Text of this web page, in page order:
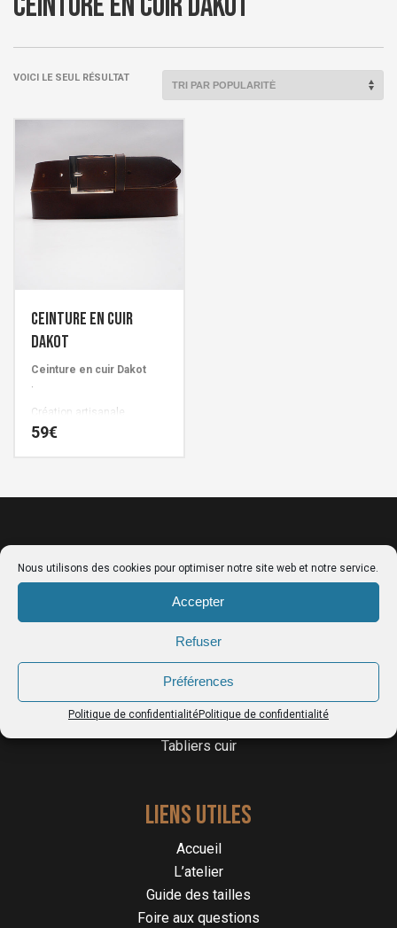
Nous utilisons des cookies pour optimiser notre site web et notre service.
Accepter
Refuser
Préférences
Politique de confidentialitéPolitique de confidentialité
VOICI LE SEUL RÉSULTAT
Ceinture en cuir
Dakot
Ceinture en cuir Dakot
Création artisanale
Française signée Cuirs de
Schistes.
59€
LE CATALOGUE
Ceintures porte-outils
Sacs femme
Tabliers cuir
LIENS UTILES
Accueil
L’atelier
Guide des tailles
Foire aux questions